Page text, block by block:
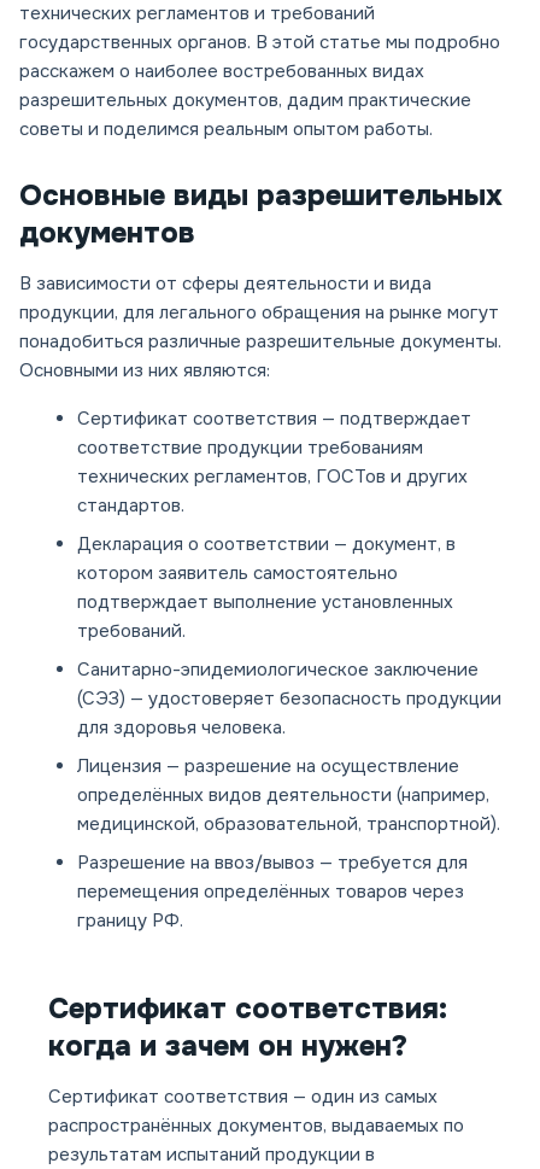
технических регламентов и требований
государственных органов. В этой статье мы подробно
расскажем о наиболее востребованных видах
разрешительных документов, дадим практические
советы и поделимся реальным опытом работы.
Основные виды разрешительных
документов
В зависимости от сферы деятельности и вида
продукции, для легального обращения на рынке могут
понадобиться различные разрешительные документы.
Основными из них являются:
Сертификат соответствия — подтверждает
соответствие продукции требованиям
технических регламентов, ГОСТов и других
стандартов.
Декларация о соответствии — документ, в
котором заявитель самостоятельно
подтверждает выполнение установленных
требований.
Санитарно-эпидемиологическое заключение
(СЭЗ) — удостоверяет безопасность продукции
для здоровья человека.
Лицензия — разрешение на осуществление
определённых видов деятельности (например,
медицинской, образовательной, транспортной).
Разрешение на ввоз/вывоз — требуется для
перемещения определённых товаров через
границу РФ.
Сертификат соответствия:
когда и зачем он нужен?
Сертификат соответствия — один из самых
распространённых документов, выдаваемых по
результатам испытаний продукции в